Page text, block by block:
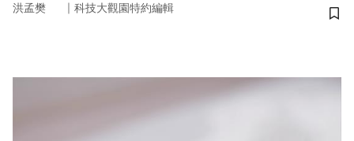
洪孟樊 ｜ 科技大觀園特約編輯
儲